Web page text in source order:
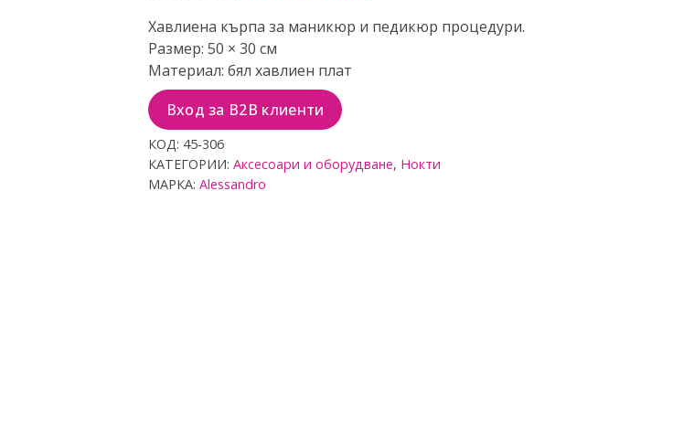
ц
е
н
е
о
с
0
о
т
5
Хавлиена кърпа за маникюр и педикюр процедури.
Размер: 50 × 30 см
Материал: бял хавлиен плат
Вход за B2B клиенти
КОД: 45-306
КАТЕГОРИИ:Аксесоари и оборудване, Нокти
МАРКА:Alessandro